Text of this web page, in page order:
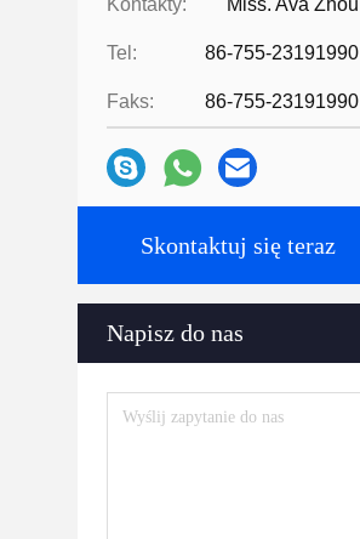
Kontakty: Miss. Ava Zhou
Tel: 86-755-23191990
Faks: 86-755-23191990
Skontaktuj się teraz
Napisz do nas